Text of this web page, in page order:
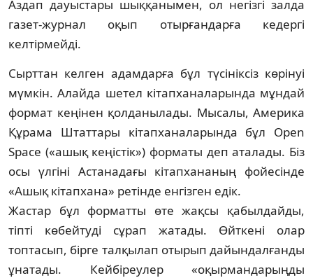
Аздап дауыстары шық­қаны­мен, ол негізгі залда
газет-журнал оқып отыр­ғандарға кедергі
келтірмейді.
Сырттан келген адамдарға бұл түсініксіз кө­рінуі
мүмкін. Алайда шетел кітапхана­ла­рында мұндай
формат кеңінен қолданылады. Мысалы, Америка
Құрама Штаттары кітап­ха­наларында бұл Open
Space («ашық кеңіс­тік») форматы деп аталады. Біз
осы үлгіні Астанадағы кітапхананың фойесінде
«Ашық кітапхана» ретінде енгізген едік.
Жастар бұл форматты өте жақсы қабыл­дайды,
тіпті көбейтуді сұрап жатады. Өйт­кені олар
топтасып, бірге талқылап отырып дайындалғанды
ұнатады. Кейбіреулер «оқырмандарыңды